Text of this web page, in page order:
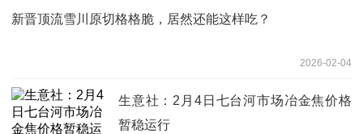
新晋顶流雪川原切格格脆，居然还能这样吃？
2026-02-04
生意社：2月4日七台河市场冶金焦价格
暂稳运行